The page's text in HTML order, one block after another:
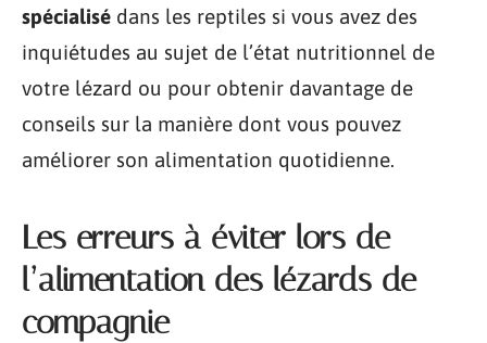
spécialisé dans les reptiles si vous avez des
inquiétudes au sujet de l’état nutritionnel de
votre lézard ou pour obtenir davantage de
conseils sur la manière dont vous pouvez
améliorer son alimentation quotidienne.
Les erreurs à éviter lors de
l’alimentation des lézards de
compagnie